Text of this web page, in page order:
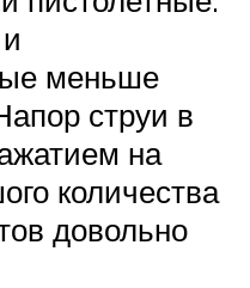
меньше
струи в
на
количества
довольно